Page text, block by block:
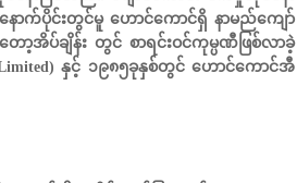
ောက်ပိုင်းတွင်မူ ဟောင်ကောင်ရှိ နာမည်ကျော်
ာ့အိပ်ချိန်း တွင် စာရင်းဝင်ကုမ္ပဏီဖြစ်လာခဲ့
နှင့် ၁၉၈၅ခုနှစ်တွင် ဟောင်ကောင်အီ